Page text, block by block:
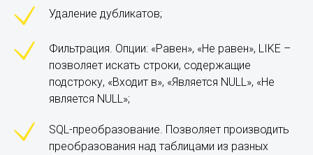
Удаление дубликатов;
Фильтрация. Опции: «Равен», «Не равен», LIKE –
позволяет искать строки, содержащие
подстроку, «Входит в», «Является NULL», «Не
является NULL»;
SQL-преобразование. Позволяет производить
преобразования над таблицами из разных